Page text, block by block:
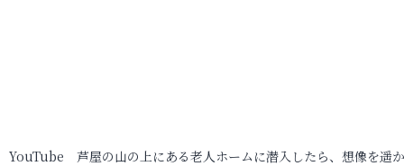
YouTube 芦屋の山の上にある老人ホームに潜入したら、想像を遥